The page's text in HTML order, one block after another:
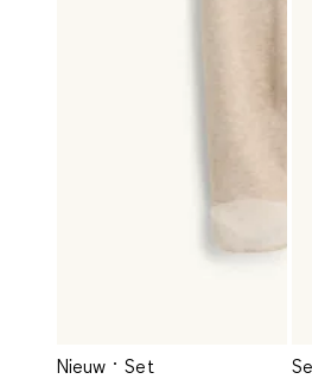
Nieuw
Set